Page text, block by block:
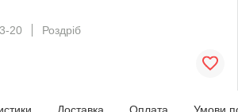
20
Роздріб
Доставка Оплата Умови